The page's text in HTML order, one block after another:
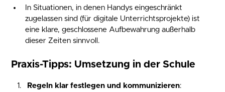
In Situationen, in denen Handys eingeschränkt
zugelassen sind (für digitale Unterrichtsprojekte) ist
eine klare, geschlossene Aufbewahrung außerhalb
dieser Zeiten sinnvoll.
Praxis-Tipps: Umsetzung in der Schule
Regeln klar festlegen und kommunizieren: